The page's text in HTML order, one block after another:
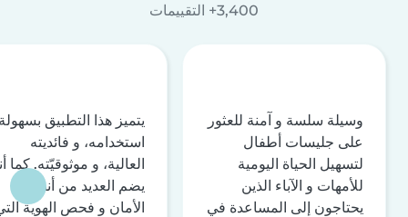
3,400+ التقييمات
وسيلة سلسة و آمنة للعثور
على جليسات أطفال
لتسهيل الحياة اليومية
للأمهات و الآباء الذين
يحتاجون إلى المساعدة في
يتميز هذا التطبيق
استخدامه، و فائديته
العالية، و موثوقيّته. كما
يضم العديد من أنظمة
الأمان و فحص الهوية